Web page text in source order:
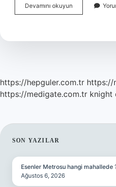
Devamını okuyun
Belediyesi
Kuruldu
https://hepguler.com.tr https://
https://medigate.com.tr knight
SIDEBAR
SON YAZILAR
Esenler Metrosu hangi mahallede
Ağustos 6, 2026